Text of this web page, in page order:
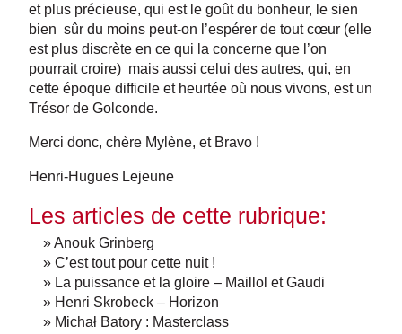
et plus précieuse, qui est le goût du bonheur, le sien
bien sûr du moins peut-on l’espérer de tout cœur (elle
est plus discrète en ce qui la concerne que l’on
pourrait croire) mais aussi celui des autres, qui, en
cette époque difficile et heurtée où nous vivons, est un
Trésor de Golconde.
Merci donc, chère Mylène, et Bravo !
Henri-Hugues Lejeune
Les articles de cette rubrique:
» Anouk Grinberg
» C’est tout pour cette nuit !
» La puissance et la gloire – Maillol et Gaudi
» Henri Skrobeck – Horizon
» Michał Batory : Masterclass